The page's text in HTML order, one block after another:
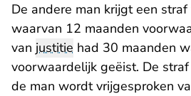
De andere man krijgt een
waarvan 12 maanden
van justitie had 30 maanden
voorwaardelijk geëist. De
de man wordt vrijgesproken